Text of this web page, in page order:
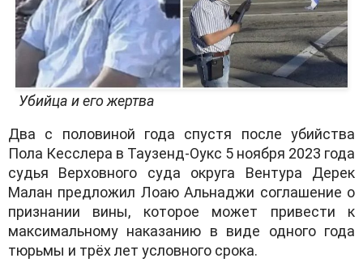
Убийца и его жертва
Два с половиной года спустя после убийства
Пола Кесслера в Таузенд-Оукс 5 ноября 2023 года
судья Верховного суда округа Вентура Дерек
Малан предложил Лоаю Альнаджи соглашение о
признании вины, которое может привести к
максимальному наказанию в виде одного года
тюрьмы и трёх лет условного срока.